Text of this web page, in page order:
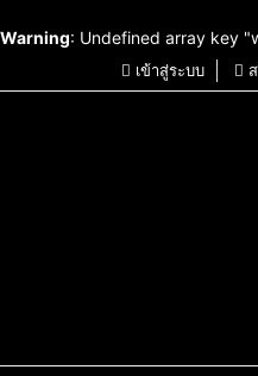
Warning: Undefined array key
เข้าสู่ระบบ